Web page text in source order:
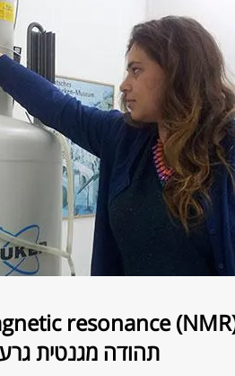
(Nuclear
תהודה מגנטית